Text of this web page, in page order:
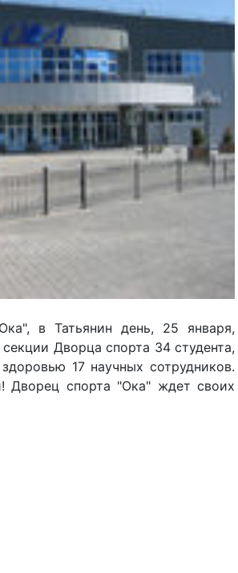
в Татьянин день, 25 января,
Дворца спорта 34 студента,
17 научных сотрудников.
Дворец спорта "Ока" ждет своих